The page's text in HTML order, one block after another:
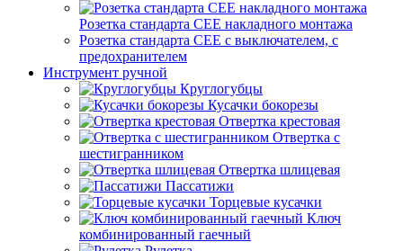
Розетка стандарта СЕЕ накладного монтажа
Розетка стандарта СЕЕ с выключателем, с
предохранителем
Инструмент ручной
Круглогубцы
Кусачки бокорезы
Отвертка крестовая
Отвертка с
шестигранником
Отвертка шлицевая
Пассатижи
Торцевые кусачки
Ключ
комбинированный гаечный